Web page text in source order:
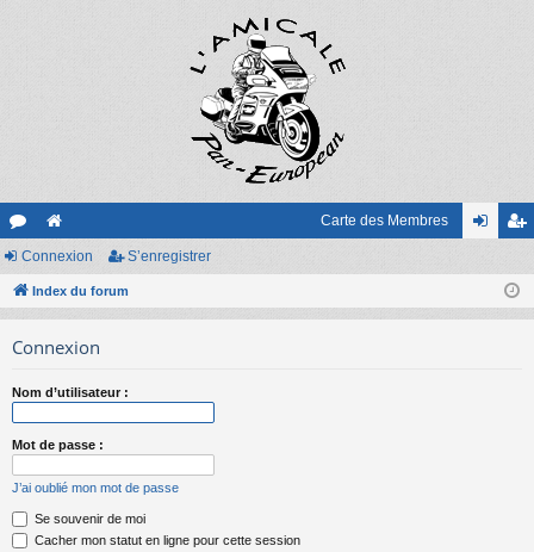
or
u
e
sit
Carte des Membres
nr
Connexion S’enregistrer
Index du forum
Connexion
Nom d’utilisateur :
Mot de passe :
J’ai oublié mon mot de passe
Se souvenir de moi
Cacher mon statut en ligne pour cette session